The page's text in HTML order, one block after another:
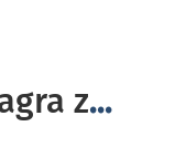
z...